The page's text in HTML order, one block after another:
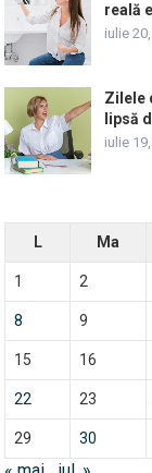
reală
iulie
Zilele
lipsă
iulie
L
Ma
1 2
8 9
15 16
22 23
29 30